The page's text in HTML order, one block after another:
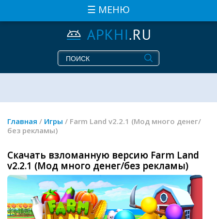
☰ МЕНЮ
Главная / Игры / Farm Land v2.2.1 (Мод много денег/
без рекламы)
Скачать взломанную версию Farm Land
v2.2.1 (Мод много денег/без рекламы)